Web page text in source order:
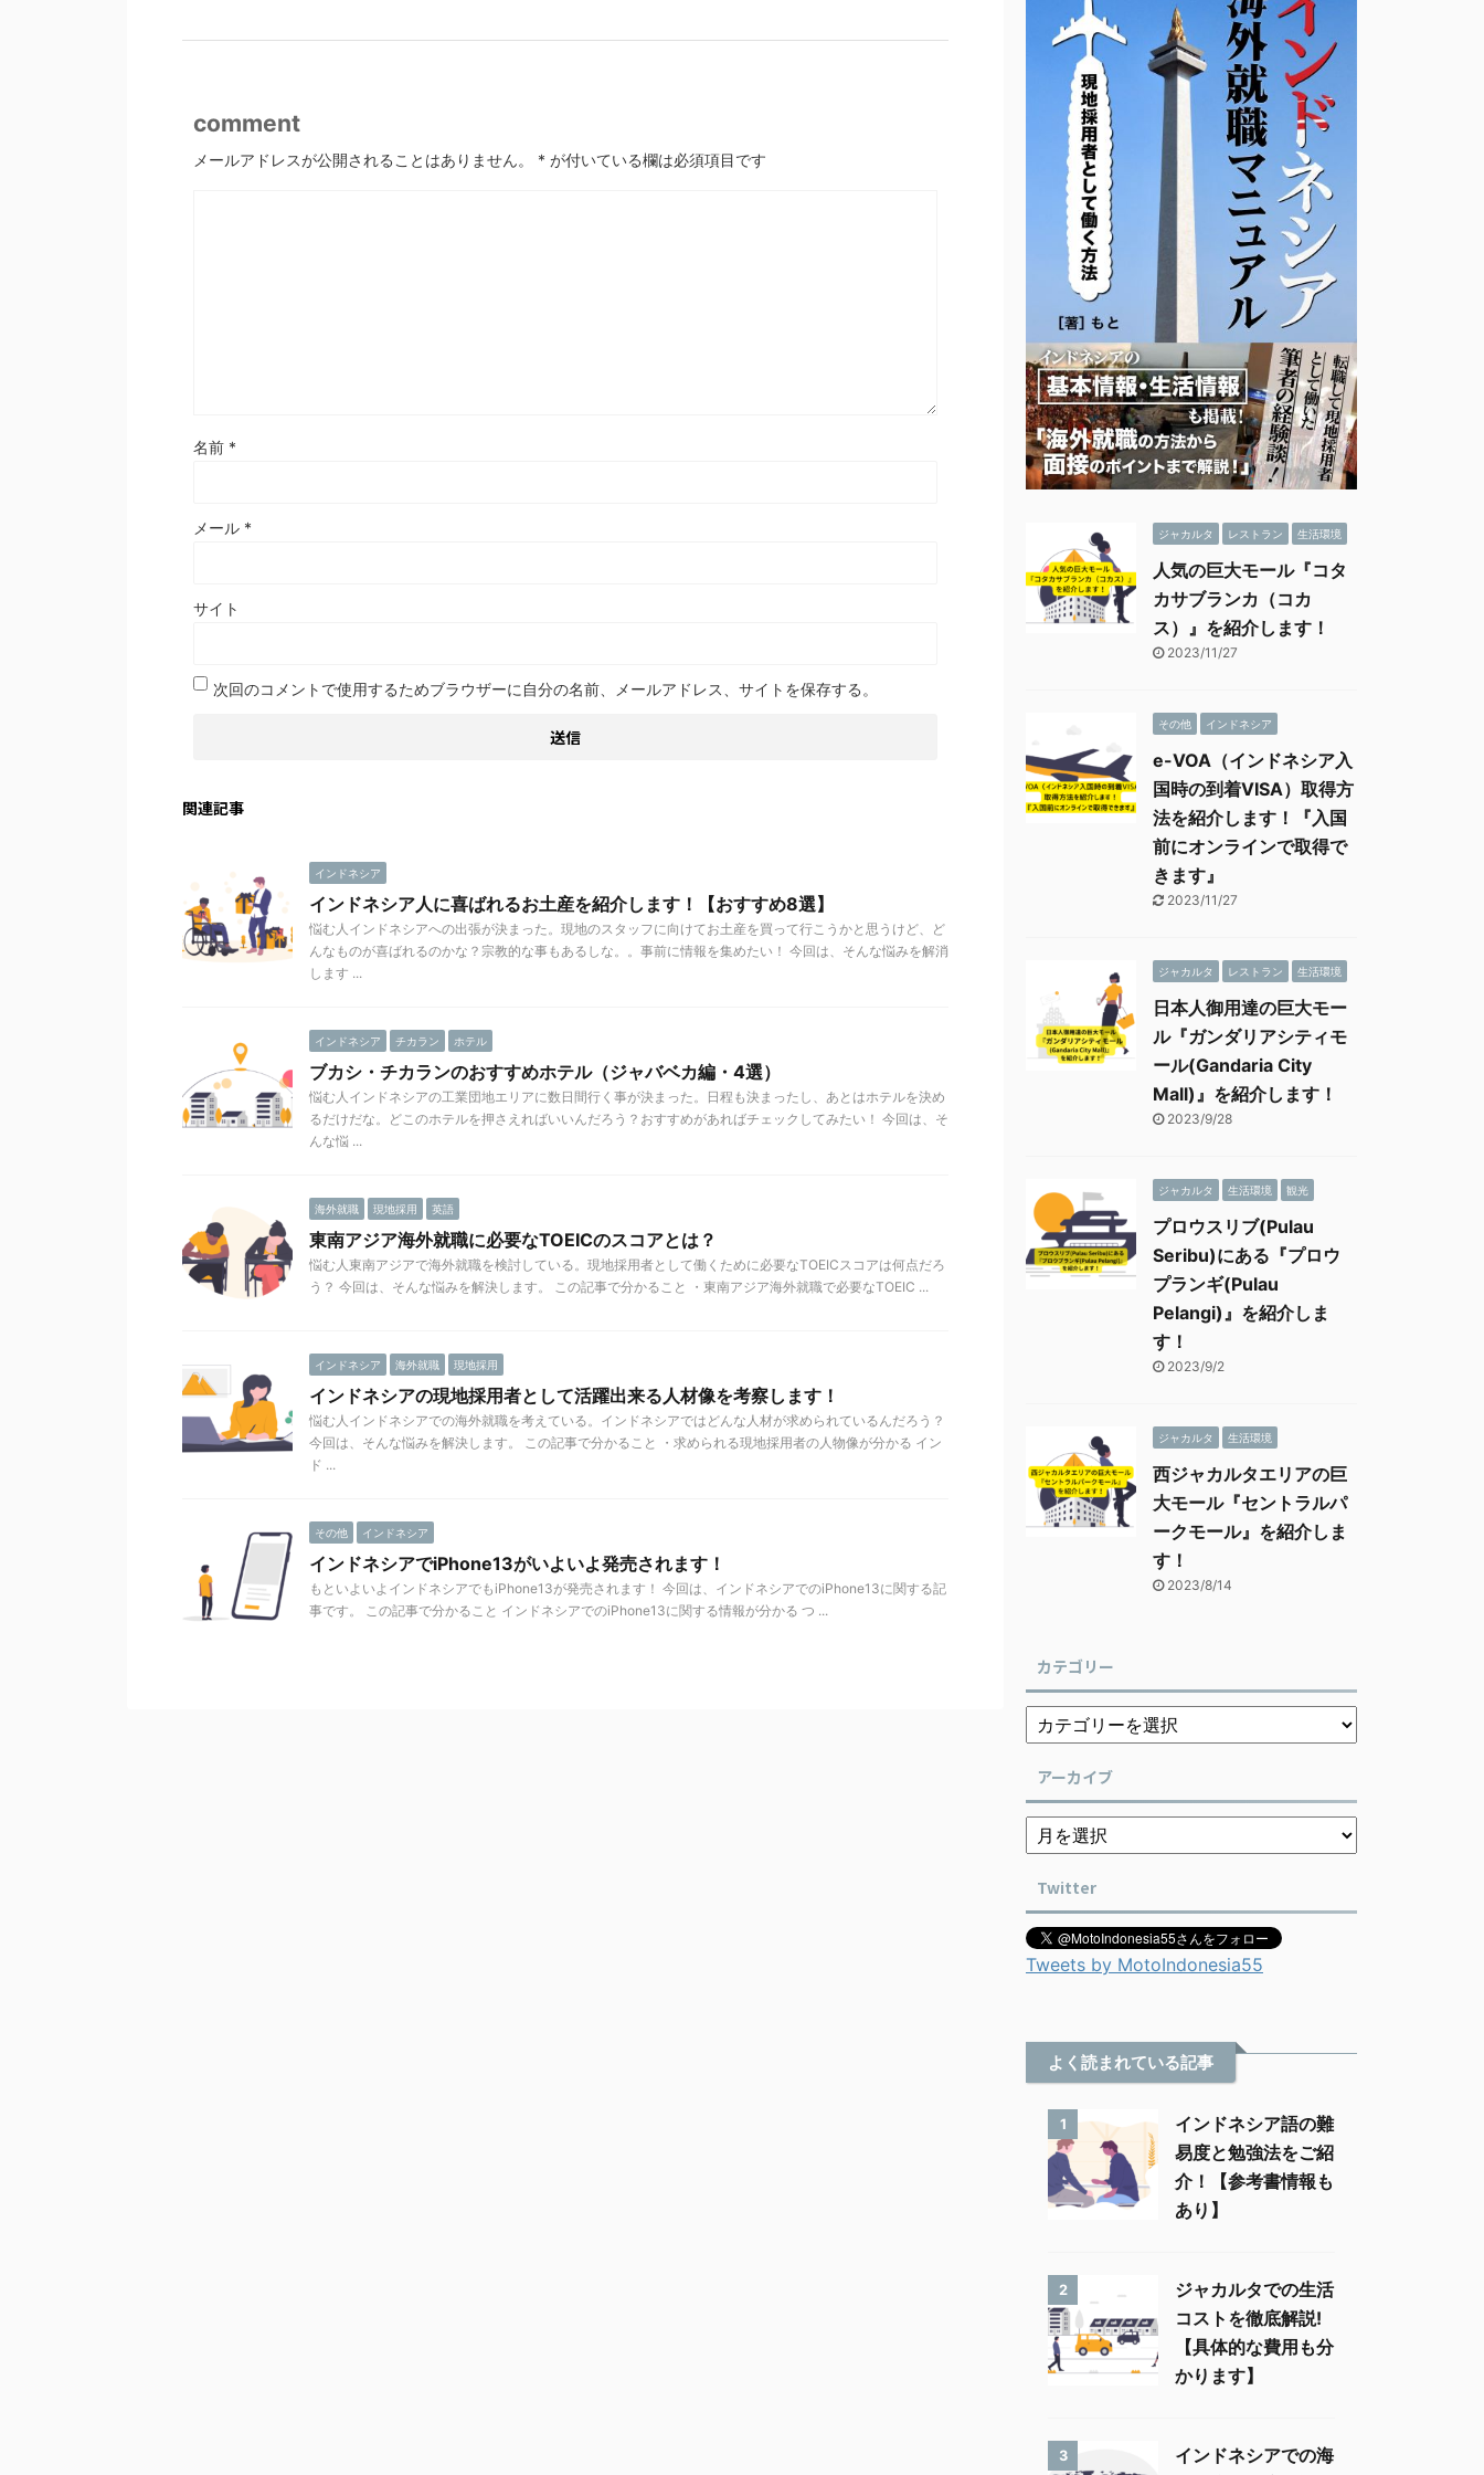
comment
メールアドレスが公開されることはありません。 * が付いている欄は必須項目です
名前 *
メール *
サイト
次回のコメントで使用するためブラウザーに自分の名前、メールアドレス、サイトを保存する。
関連記事
インドネシア
インドネシア人に喜ばれるお土産を紹介します！【おすすめ8選】
悩む人インドネシアへの出張が決まった。現地のスタッフに向けてお土産を買って行こうかと思うけど、ど
んなものが喜ばれるのかな？宗教的な事もあるしな。。事前に情報を集めたい！ 今回は、そんな悩みを解消
します ...
インドネシア チカラン ホテル
ブカシ・チカランのおすすめホテル（ジャバベカ編・4選）
悩む人インドネシアの工業団地エリアに数日間行く事が決まった。日程も決まったし、あとはホテルを決め
るだけだな。どこのホテルを押さえればいいんだろう？おすすめがあればチェックしてみたい！ 今回は、そ
んな悩 ...
海外就職 現地採用 英語
東南アジア海外就職に必要なTOEICのスコアとは？
悩む人東南アジアで海外就職を検討している。現地採用者として働くために必要なTOEICスコアは何点だろ
う？ 今回は、そんな悩みを解決します。 この記事で分かること ・東南アジア海外就職で必要なTOEIC ...
インドネシア 海外就職 現地採用
インドネシアの現地採用者として活躍出来る人材像を考察します！
悩む人インドネシアでの海外就職を考えている。インドネシアではどんな人材が求められているんだろう？
今回は、そんな悩みを解決します。 この記事で分かること ・求められる現地採用者の人物像が分かる イン
ド ...
その他 インドネシア
インドネシアでiPhone13がいよいよ発売されます！
もといよいよインドネシアでもiPhone13が発売されます！ 今回は、インドネシアでのiPhone13に関する記
事です。 この記事で分かること インドネシアでのiPhone13に関する情報が分かる つ ...
ジャカルタ レストラン 生活環境
人気の巨大モール『コタ
カサブランカ（コカ
ス）』を紹介します！
2023/11/27
その他 インドネシア
e-VOA（インドネシア入
国時の到着VISA）取得方
法を紹介します！『入国
前にオンラインで取得で
きます』
2023/11/27
ジャカルタ レストラン 生活環境
日本人御用達の巨大モー
ル『ガンダリアシティモ
ール(Gandaria City
Mall)』を紹介します！
2023/9/28
ジャカルタ 生活環境 観光
プロウスリブ(Pulau
Seribu)にある『プロウ
プランギ(Pulau
Pelangi)』を紹介しま
す！
2023/9/2
ジャカルタ 生活環境
西ジャカルタエリアの巨
大モール『セントラルパ
ークモール』を紹介しま
す！
2023/8/14
カテゴリー
アーカイブ
Twitter
Tweets by MotoIndonesia55
よく読まれている記事
1
インドネシア語の難
易度と勉強法をご紹
介！【参考書情報も
あり】
2
ジャカルタでの生活
コストを徹底解説!
【具体的な費用も分
かります】
3
インドネシアでの海